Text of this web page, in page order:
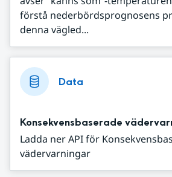
förstå nederbördsprognosens
denna vägled...
Data
Konsekvensbaserade
Ladda ner API för
vädervarningar